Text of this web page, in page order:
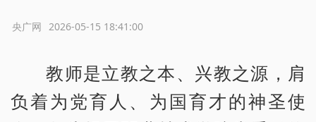
2026-05-15 18:41:00
央广网
教师是立教之本、兴教之源，肩
负着为党育人、为国育才的神圣使